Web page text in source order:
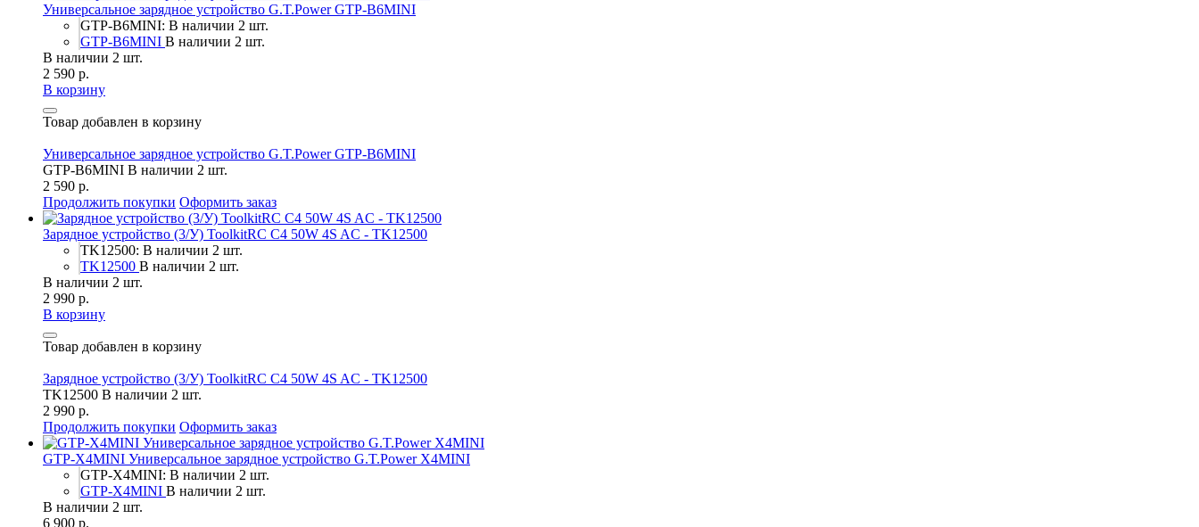
Универсальное зарядное устройство G.T.Power GTP-B6MINI
GTP-B6MINI: В наличии 2 шт.
GTP-B6MINI В наличии 2 шт.
В наличии 2 шт.
2 590 р.
В корзину
Товар добавлен в корзину
Универсальное зарядное устройство G.T.Power GTP-B6MINI
GTP-B6MINI В наличии 2 шт.
2 590 р.
Продолжить покупки Оформить заказ
Зарядное устройство (3/У) ToolkitRC C4 50W 4S AC - TK12500
TK12500: В наличии 2 шт.
TK12500 В наличии 2 шт.
В наличии 2 шт.
2 990 р.
В корзину
Товар добавлен в корзину
Зарядное устройство (3/У) ToolkitRC C4 50W 4S AC - TK12500
TK12500 В наличии 2 шт.
2 990 р.
Продолжить покупки Оформить заказ
GTP-X4MINI Универсальное зарядное устройство G.T.Power X4MINI
GTP-X4MINI: В наличии 2 шт.
GTP-X4MINI В наличии 2 шт.
В наличии 2 шт.
6 900 р.